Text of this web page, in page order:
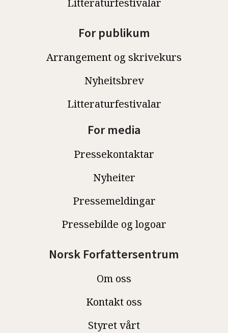
Litteraturfestivalar
For publikum
Arrangement og skrivekurs
Nyheitsbrev
Litteraturfestivalar
For media
Pressekontaktar
Nyheiter
Pressemeldingar
Pressebilde og logoar
Norsk Forfattersentrum
Om oss
Kontakt oss
Styret vårt